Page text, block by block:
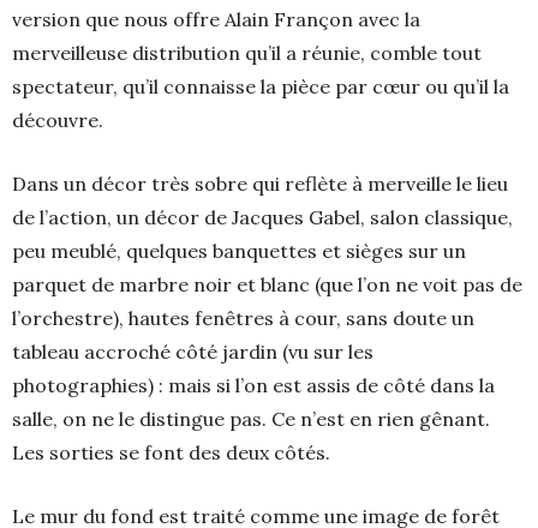
version que nous offre Alain Françon avec la
merveilleuse distribution qu’il a réunie, comble tout
spectateur, qu’il connaisse la pièce par cœur ou qu’il la
découvre.
Dans un décor très sobre qui reflète à merveille le lieu
de l’action, un décor de Jacques Gabel, salon classique,
peu meublé, quelques banquettes et sièges sur un
parquet de marbre noir et blanc (que l’on ne voit pas de
l’orchestre), hautes fenêtres à cour, sans doute un
tableau accroché côté jardin (vu sur les
photographies) : mais si l’on est assis de côté dans la
salle, on ne le distingue pas. Ce n’est en rien gênant.
Les sorties se font des deux côtés.
Le mur du fond est traité comme une image de forêt